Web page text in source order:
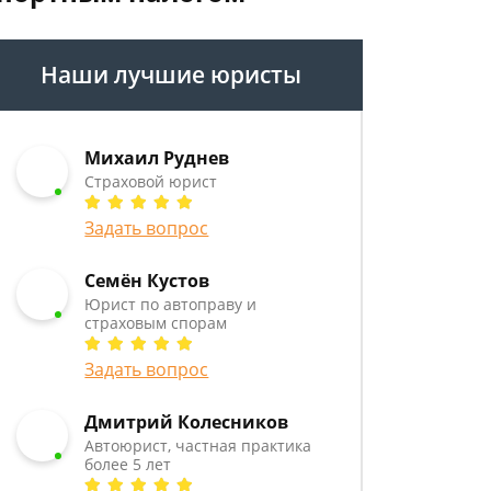
Наши лучшие юристы
Михаил Руднев
Страховой юрист
Задать вопрос
Семён Кустов
Юрист по автоправу и
страховым спорам
Задать вопрос
Дмитрий Колесников
Автоюрист, частная практика
более 5 лет